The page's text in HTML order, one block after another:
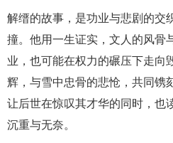
解缙的故事，是功业与悲剧的交
撞。他用一生证实，文人的风骨
业，也可能在权力的碾压下走向
辉，与雪中忠骨的悲怆，共同镌
让后世在惊叹其才华的同时，也
沉重与无奈。